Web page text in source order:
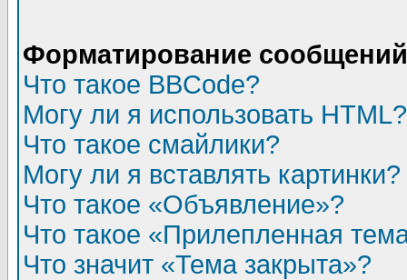
Форматирование
Что такое BBCode?
Могу ли я использовать HTML?
Что такое смайлики?
Могу ли я вставлять картинки?
Что такое «Объявление»?
Что такое «Прилепленная
Что значит «Тема закрыта»?